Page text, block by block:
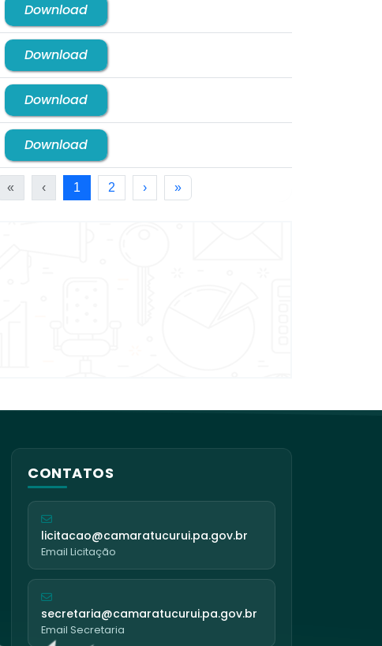
Download
Download
Download
Download
« ‹ 1 2 › »
CONTATOS
licitacao@camaratucurui.pa.gov.br
Email Licitação
secretaria@camaratucurui.pa.gov.br
Email Secretaria